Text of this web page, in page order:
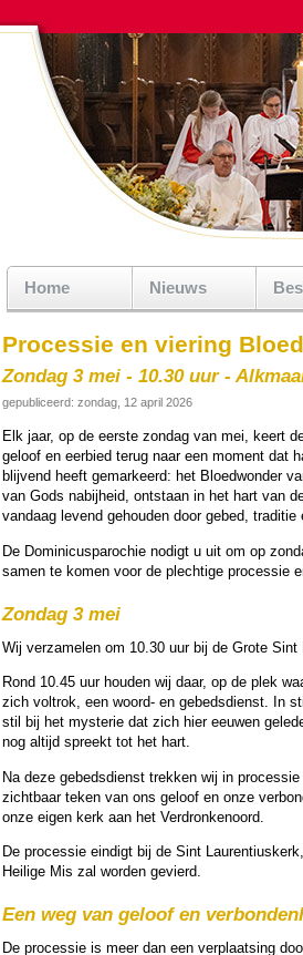
Home Nieuws
Processie en viering
Zondag 3 mei - 10.30 uur -
gepubliceerd: zondag, 12 april 2026
Elk jaar, op de eerste zon­dag van mei, keert
geloof en eerbied terug naar een moment dat
blijvend heeft gemar­keerd: het Bloed­won­der
van Gods nabij­heid, ontstaan in het hart van
vandaag levend gehou­den door gebed, traditie
De Dominicus­paro­chie nodigt u uit om op
samen te komen voor de plech­tige pro­ces­sie
Zondag 3 mei
Wij verza­melen om 10.30 uur bij de Grote Sint
Rond 10.45 uur hou­den wij daar, op de plek
zich vol­trok, een woord- en gebeds­dienst. In
stil bij het mysterie dat zich hier eeuwen
nog altijd spreekt tot het hart.
Na deze gebeds­dienst trekken wij in
zicht­baar teken van ons geloof en onze
onze eigen kerk aan het Verdronkenoord.
De pro­ces­sie ein­digt bij de Sint
Heilige Mis zal wor­den gevierd.
Een weg van geloof en
De pro­ces­sie is meer dan een ver­plaat­sing